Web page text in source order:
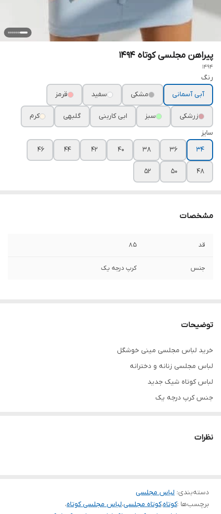
پیراهن مجلسی کوتاه ۱۴۹۴
1494
رنگ
آبی آسمانی
مشکی سفید قرمز
زرشکی سبز ابی کاربنی گلبهی
کرم
سایز
۳۴
۳۶ ۳۸ ۴۰ ۴۲ ۴۴ ۴۶
۴۸ ۵۰ ۵۲
مشخصات
قد ۸۵
جنس کرپ درجه یک
توضیحات
خرید لباس مجلسی مینی خوشگل
لباس مجلسی زنانه و دخترانه
لباس کوتاه شیک جدید
جنس کرپ درجه یک
۰۹۰۵۳۷۷۴۹۵۷
دوستان عزیز در هنگام انتخاب مدل دقت کنید مشخصات لباس ها زیر
نظرات
دسته‌بندی: لباس مجلسی
برچسب‌ها :کوتاه،کوتاه مجلسی،لباس مجلسی کوتاه،